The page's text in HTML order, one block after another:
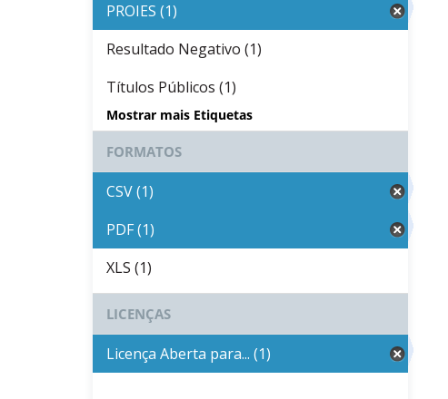
PROIES (1)
Resultado Negativo (1)
Títulos Públicos (1)
Mostrar mais Etiquetas
FORMATOS
CSV (1)
PDF (1)
XLS (1)
LICENÇAS
Licença Aberta para... (1)